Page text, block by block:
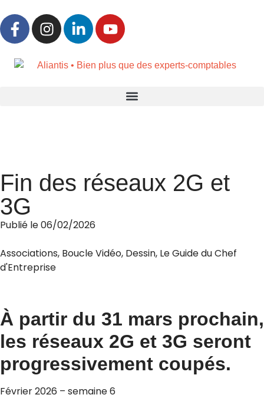
Fin des réseaux 2G et
3G
Publié le06/02/2026
Associations, Boucle Vidéo, Dessin, Le Guide du Chef
d'Entreprise
À partir du 31 mars prochain,
les réseaux 2G et 3G seront
progressivement coupés.
Février 2026 – semaine 6